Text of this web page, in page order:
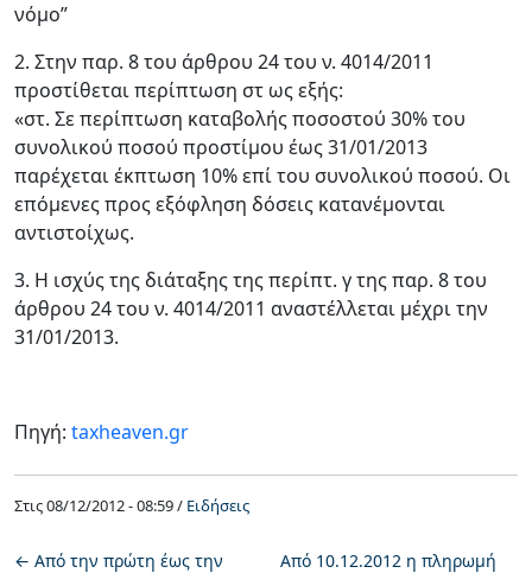
νόμο”
2. Στην παρ. 8 του άρθρου 24 του ν. 4014/2011
προστίθεται περίπτωση στ ως εξής:
«στ. Σε περίπτωση καταβολής ποσοστού 30% του
συνολικού ποσού προστίμου έως 31/01/2013
παρέχεται έκπτωση 10% επί του συνολικού ποσού. Οι
επόμενες προς εξόφληση δόσεις κατανέμονται
αντιστοίχως.
3. Η ισχύς της διάταξης της περίπτ. γ της παρ. 8 του
άρθρου 24 του ν. 4014/2011 αναστέλλεται μέχρι την
31/01/2013.
Πηγή: taxheaven.gr
Στις08/12/2012 - 08:59 / Ειδήσεις
← Από την πρώτη έως την
Από 10.12.2012 η πληρωμή